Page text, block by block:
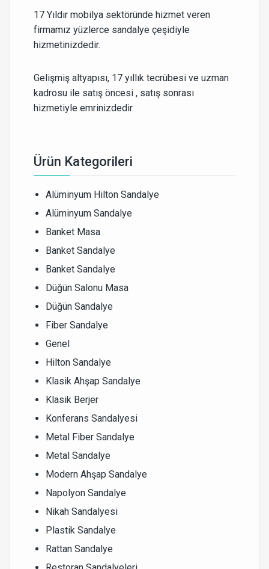
17 Yıldır mobilya sektöründe hizmet veren
firmamız yüzlerce sandalye çeşidiyle
hizmetinizdedir.
Gelişmiş altyapısı, 17 yıllık tecrübesi ve uzman
kadrosu ile satış öncesi , satış sonrası
hizmetiyle emrinizdedir.
Ürün Kategorileri
Alüminyum Hilton Sandalye
Alüminyum Sandalye
Banket Masa
Banket Sandalye
Banket Sandalye
Düğün Salonu Masa
Düğün Sandalye
Fiber Sandalye
Genel
Hilton Sandalye
Klasik Ahşap Sandalye
Klasik Berjer
Konferans Sandalyesi
Metal Fiber Sandalye
Metal Sandalye
Modern Ahşap Sandalye
Napolyon Sandalye
Nikah Sandalyesi
Plastik Sandalye
Rattan Sandalye